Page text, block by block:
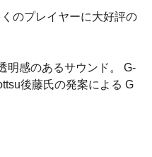
のプレイヤーに大好評の
明感のあるサウンド。 G-
後藤氏の発案による G